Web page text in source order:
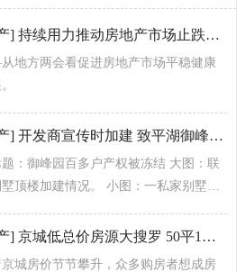
] 持续用力推动房地产市场止跌回稳
地方两会看促进房地产市场平稳健康
] 开发商宣传时加建 致平湖御峰园百多户产权被冻结
题：御峰园百多户产权被冻结 大图：联
顶楼加建情况。 小图：一私家别墅一
法队多次上门查处 目前已...
] 京城低总价房源大搜罗 50平1居首付29万起
京城房价节节攀升，众多购房者想成房